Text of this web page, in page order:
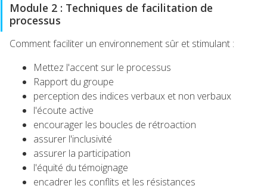
Module 2 : Techniques de facilitation de
processus
Comment faciliter un environnement sûr et stimulant :
Mettez l'accent sur le processus
Rapport du groupe
perception des indices verbaux et non verbaux
l'écoute active
encourager les boucles de rétroaction
assurer l'inclusivité
assurer la participation
l'équité du témoignage
encadrer les conflits et les résistances